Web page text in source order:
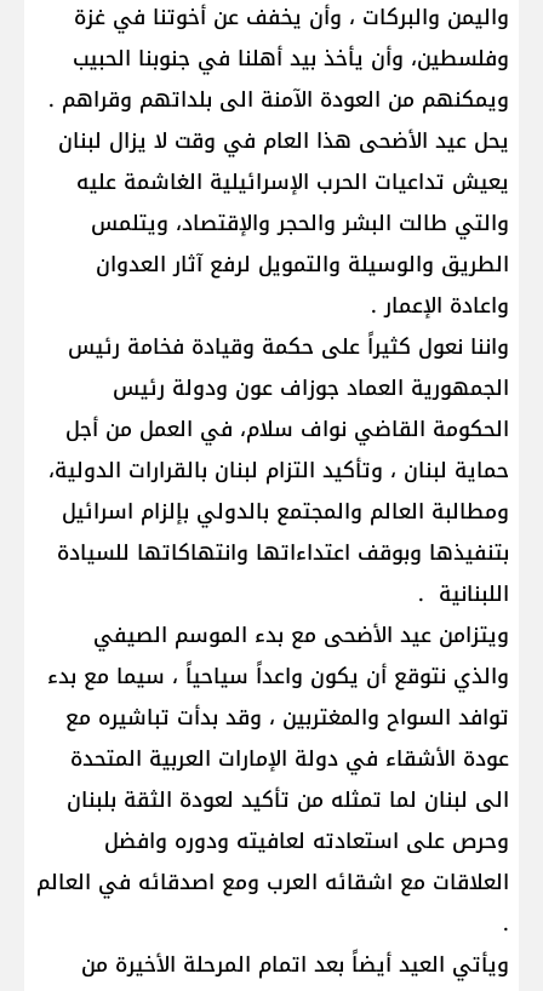
واليمن والبركات ، وأن يخفف عن أخوتنا في غزة
وفلسطين، وأن يأخذ بيد أهلنا في جنوبنا الحبيب
ويمكنهم من العودة الآمنة الى بلداتهم وقراهم .
يحل عيد الأضحى هذا العام في وقت لا يزال لبنان
يعيش تداعيات الحرب الإسرائيلية الغاشمة عليه
والتي طالت البشر والحجر والإقتصاد، ويتلمس
الطريق والوسيلة والتمويل لرفع آثار العدوان
واعادة الإعمار .
واننا نعول كثيراً على حكمة وقيادة فخامة رئيس
الجمهورية العماد جوزاف عون ودولة رئيس
الحكومة القاضي نواف سلام، في العمل من أجل
حماية لبنان ، وتأكيد التزام لبنان بالقرارات الدولية،
ومطالبة العالم والمجتمع بالدولي بإلزام اسرائيل
بتنفيذها وبوقف اعتداءاتها وانتهاكاتها للسيادة
اللبنانية .
ويتزامن عيد الأضحى مع بدء الموسم الصيفي
والذي نتوقع أن يكون واعداً سياحياً ، سيما مع بدء
توافد السواح والمغتربين ، وقد بدأت تباشيره مع
عودة الأشقاء في دولة الإمارات العربية المتحدة
الى لبنان لما تمثله من تأكيد لعودة الثقة بلبنان
وحرص على استعادته لعافيته ودوره وافضل
العلاقات مع اشقائه العرب ومع اصدقائه في العالم
.
ويأتي العيد أيضاً بعد اتمام المرحلة الأخيرة من